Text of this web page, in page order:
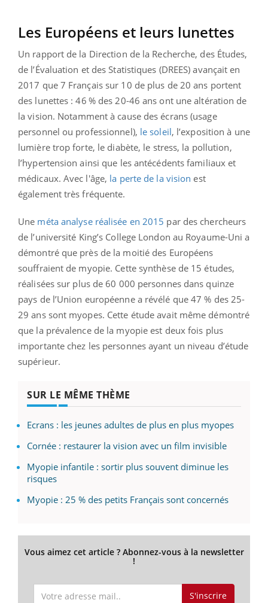
Les Européens et leurs lunettes
Un rapport de la Direction de la Recherche, des Études,
de l’Évaluation et des Statistiques (DREES) avançait en
2017 que 7 Français sur 10 de plus de 20 ans portent
des lunettes : 46 % des 20-46 ans ont une altération de
la vision. Notamment à cause des écrans (usage
personnel ou professionnel), le soleil, l’exposition à une
lumière trop forte, le diabète, le stress, la pollution,
l’hypertension ainsi que les antécédents familiaux et
médicaux. Avec l'âge, la perte de la vision est
également très fréquente.
Une méta analyse réalisée en 2015 par des chercheurs
de l’université King’s College London au Royaume-Uni a
démontré que près de la moitié des Européens
souffraient de myopie. Cette synthèse de 15 études,
réalisées sur plus de 60 000 personnes dans quinze
pays de l’Union européenne a révélé que 47 % des 25-
29 ans sont myopes. Cette étude avait même démontré
que la prévalence de la myopie est deux fois plus
importante chez les personnes ayant un niveau d’étude
supérieur.
SUR LE MÊME THÈME
Ecrans : les jeunes adultes de plus en plus myopes
Cornée : restaurer la vision avec un film invisible
Myopie infantile : sortir plus souvent diminue les
risques
Myopie : 25 % des petits Français sont concernés
Vous aimez cet article ? Abonnez-vous à la newsletter
!
S'inscrire